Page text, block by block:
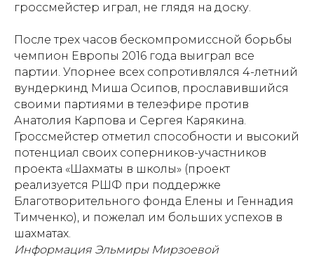
гроссмейстер играл, не глядя на доску.
После трех часов бескомпромиссной борьбы
чемпион Европы 2016 года выиграл все
партии. Упорнее всех сопротивлялся 4-летний
вундеркинд Миша Осипов, прославившийся
своими партиями в телеэфире против
Анатолия Карпова и Сергея Карякина.
Гроссмейстер отметил способности и высокий
потенциал своих соперников-участников
проекта «Шахматы в школы» (проект
реализуется РШФ при поддержке
Благотворительного фонда Елены и Геннадия
Тимченко), и пожелал им больших успехов в
шахматах.
Информация Эльмиры Мирзоевой
Проекты
Документация
Ресурсные центры
Новости
Партнеры